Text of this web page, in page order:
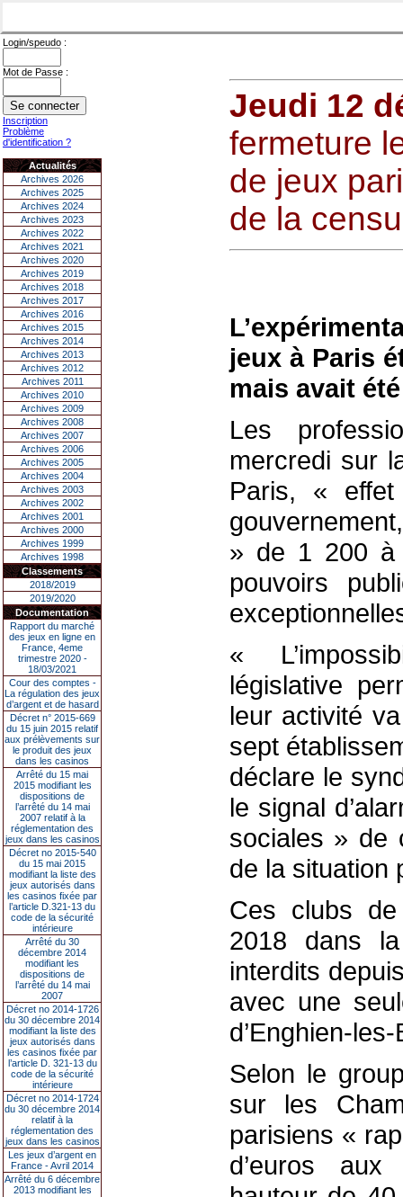
Login/speudo :
Mot de Passe :
Inscription
Problème
d'identification ?
Actualités
Archives 2026
Archives 2025
Archives 2024
Archives 2023
Archives 2022
Archives 2021
Archives 2020
Archives 2019
Archives 2018
Archives 2017
Archives 2016
Archives 2015
Archives 2014
Archives 2013
Archives 2012
Archives 2011
Archives 2010
Archives 2009
Archives 2008
Archives 2007
Archives 2006
Archives 2005
Archives 2004
Archives 2003
Archives 2002
Archives 2001
Archives 2000
Archives 1999
Archives 1998
Classements
2018/2019
2019/2020
Documentation
Rapport du marché
des jeux en ligne en
France, 4eme
trimestre 2020 -
18/03/2021
Cour des comptes -
La régulation des jeux
d’argent et de hasard
Décret n° 2015-669
du 15 juin 2015 relatif
aux prélèvements sur
le produit des jeux
dans les casinos
Arrêté du 15 mai
2015 modifiant les
dispositions de
l’arrêté du 14 mai
2007 relatif à la
réglementation des
jeux dans les casinos
Décret no 2015-540
du 15 mai 2015
modifiant la liste des
jeux autorisés dans
les casinos fixée par
l’article D.321-13 du
code de la sécurité
intérieure
Arrêté du 30
décembre 2014
modifiant les
dispositions de
l’arrêté du 14 mai
2007
Décret no 2014-1726
du 30 décembre 2014
modifiant la liste des
jeux autorisés dans
les casinos fixée par
l’article D. 321-13 du
code de la sécurité
intérieure
Décret no 2014-1724
du 30 décembre 2014
relatif à la
réglementation des
jeux dans les casinos
Les jeux d’argent en
France - Avril 2014
Arrêté du 6 décembre
2013 modifiant les
Jeudi 12
fermeture
de jeux
de la
jeux à Paris
mais avait
Les
mercredi sur
Paris, «
» de 1 200 à
pouvoirs
«
législative
leur activité
sept
déclare le
le signal
sociales » de
de la situation
Ces clubs
2018 dans
interdits
avec une
d’Enghien-
Selon le
sur les
parisiens «
d’euros